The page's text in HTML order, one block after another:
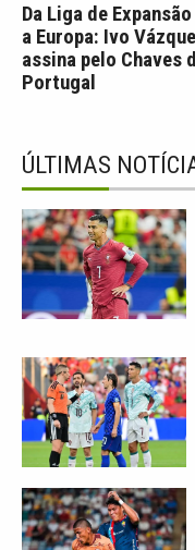
Da Liga de
a Europa: Ivo
assina pelo Chaves
Portugal
ÚLTIMAS